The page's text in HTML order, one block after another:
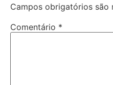
Campos obrigatórios são
Comentário *